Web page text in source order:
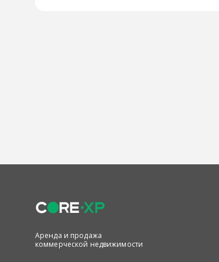
Аренда и продажа
коммерческой недвижимости